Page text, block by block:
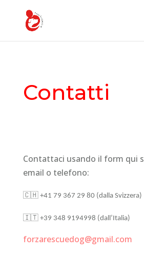
Contatti
Contattaci usando il form qui
email o telefono:
🇨🇭+41 79 367 29 80 (dalla Svizzera)
🇮🇹+39 348 9194998 (dall’Italia)
forzarescuedog@gmail.com